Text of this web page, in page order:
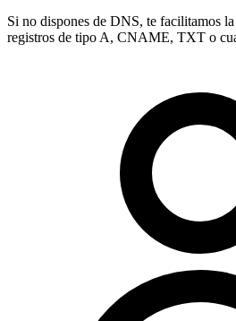
Si no dispones de DNS, te facilitamos
registros de tipo A, CNAME, TXT o